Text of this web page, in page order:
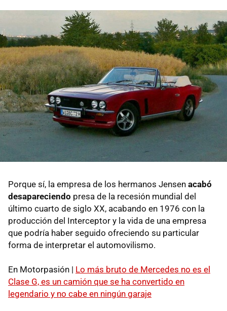
Porque sí, la empresa de los hermanos Jensen acabó
desapareciendo presa de la recesión mundial del
último cuarto de siglo XX, acabando en 1976 con la
producción del Interceptor y la vida de una empresa
que podría haber seguido ofreciendo su particular
forma de interpretar el automovilismo.
En Motorpasión | Lo más bruto de Mercedes no es el
Clase G, es un camión que se ha convertido en
legendario y no cabe en ningún garaje